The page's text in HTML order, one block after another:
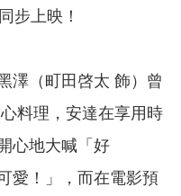
步上映！
（町田啓太 飾）曾
料理，安達在享用時
心地大喊「好
愛！」，而在電影預